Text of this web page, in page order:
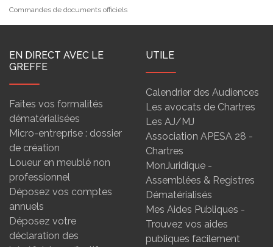
Commandes de documents officiels
EN DIRECT AVEC LE
GREFFE
Faites vos formalités
dématérialisées
Micro-entreprise : dossier
de création
Loueur en meublé non
professionnel
Déposez vos comptes
annuels
Déposez votre
déclaration des
UTILE
Calendrier des Audiences
Les avocats de Chartres
Les AJ/MJ
Association APESA 28 -
Chartres
MonJuridique -
Assemblées & Registres
Dématérialisés
Mes Aides Publiques -
Trouvez vos aides
publiques facilement